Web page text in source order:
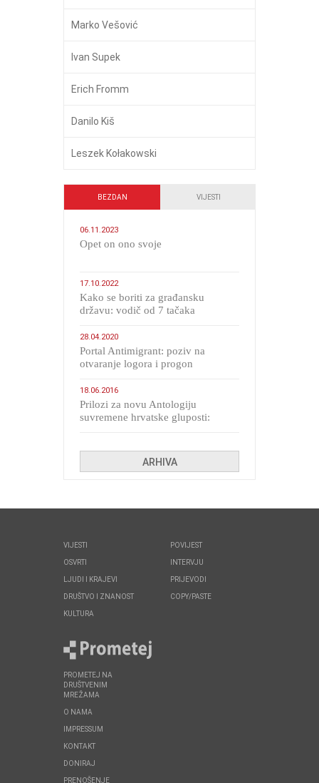
Marko Vešović
Ivan Supek
Erich Fromm
Danilo Kiš
Leszek Kołakowski
BEZDAN VIJESTI
06.11.2023
​Opet on ono svoje
17.10.2022
Kako se boriti za građansku
državu: vodič od 7 tačaka
28.04.2020
Portal Antimigrant: poziv na
otvaranje logora i progon
18.06.2016
Prilozi za novu Antologiju
suvremene hrvatske gluposti:
ARHIVA
VIJESTI
OSVRTI
LJUDI I KRAJEVI
DRUŠTVO I ZNANOST
KULTURA
POVIJEST
INTERVJU
PRIJEVODI
COPY/PASTE
PROMETEJ NA
DRUŠTVENIM
MREŽAMA
O NAMA
IMPRESSUM
KONTAKT
DONIRAJ
PRENOŠENJE